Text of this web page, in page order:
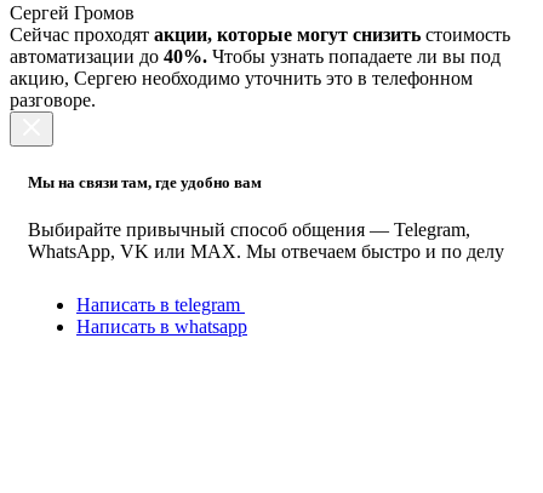
Сергей Громов
Сейчас проходят акции, которые могут снизить стоимость
автоматизации до 40%. Чтобы узнать попадаете ли вы под
акцию, Сергею необходимо уточнить это в телефонном
разговоре.
Мы на связи там, где удобно вам
Выбирайте привычный способ общения — Telegram,
WhatsApp, VK или MAX. Мы отвечаем быстро и по делу
Написать в telegram
Написать в whatsapp